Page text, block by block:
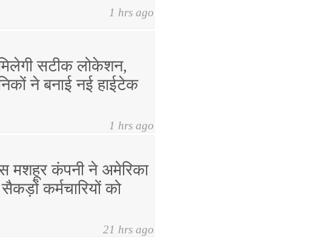
1 hrs ago
सटीक लोकेशन,
ने बनाई नई हाईटेक
1 hrs ago
मशहूर कंपनी ने अमेरिका
कर्मचारियों को
21 hrs ago